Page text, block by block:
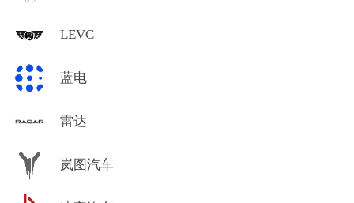
LEVC
蓝电
雷达
岚图汽车